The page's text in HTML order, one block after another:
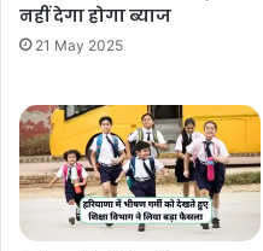
नहीं देगा होगा ब्याज
21 May 2025